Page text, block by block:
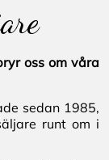
oss om våra
sedan 1985,
runt om i